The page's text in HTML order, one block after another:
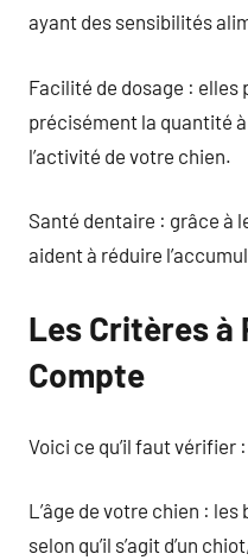
ayant des sensibilités
Facilité de dosage :
précisément la quantité
l’activité de votre chien.
Santé dentaire : grâce à
aident à réduire
Les Critères à
Compte
Voici ce qu’il faut vérifier :
L’âge de votre chien :
selon qu’il s’agit d’un